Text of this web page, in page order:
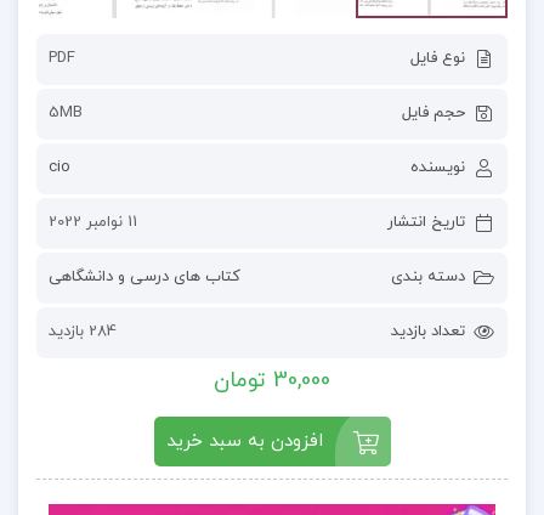
نوع فایل PDF
حجم فایل 5MB
نویسنده cio
تاریخ انتشار 11 نوامبر 2022
دسته بندی کتاب های درسی و دانشگاهی
تعداد بازدید 284 بازدید
30,000 تومان
افزودن به سبد خرید